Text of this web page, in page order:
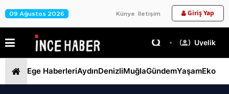
09 Ağustos 2026 Künye İletişim Giriş Yap
Üyelik
Ege HaberleriAydınDenizliMuğlaGündemYaşam